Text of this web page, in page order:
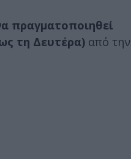
πραγματοποιηθεί
τη Δευτέρα) από την